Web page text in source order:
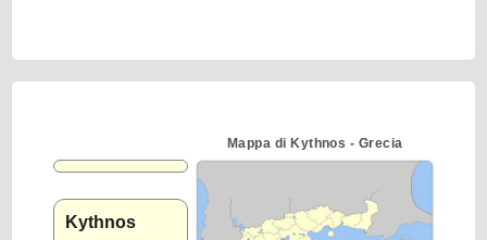
Kythnos
Mappa di Kythnos - Grecia